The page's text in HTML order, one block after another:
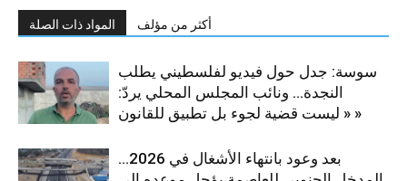
المواد ذات الصلة أكثر من مؤلف
سوسة: جدل حول فيديو لفلسطيني يطلب
النجدة… ونائب المجلس المحلي يردّ:
« ليست قضية لجوء بل تطبيق للقانون »
بعد وعود بانتهاء الأشغال في 2026…